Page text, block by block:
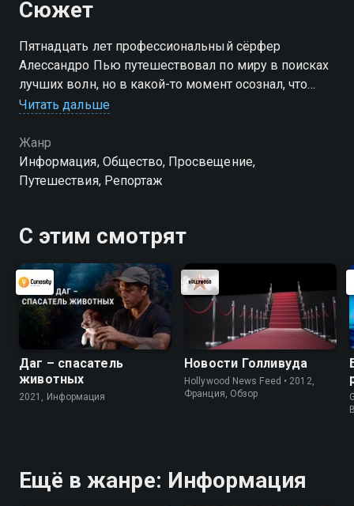
Сюжет
Пятнадцать лет профессиональный сёрфер
Алессандро Пью путешествовал по миру в поисках
лучших волн, но в какой-то момент осознал, что
оторвался от своей родины. А ведь на Сардинии
Читать дальше
Жанр
Информация, Общество, Просвещение,
Путешествия, Репортаж
С этим смотрят
Даг – спасатель
животных
2021, Информация
Новости Голливуда
Hollywood News Feed • 2012,
Франция, Обзор
Ещё в жанре: Информация